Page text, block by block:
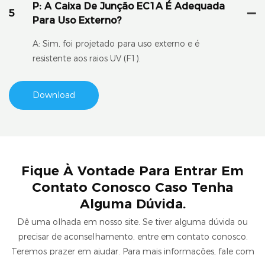
5
P: A Caixa De Junção EC1A É Adequada
Para Uso Externo?
A: Sim, foi projetado para uso externo e é
resistente aos raios UV (F1).
Download
Fique À Vontade Para Entrar Em
Contato Conosco Caso Tenha
Alguma Dúvida.
Dê uma olhada em nosso site. Se tiver alguma dúvida ou
precisar de aconselhamento, entre em contato conosco.
Teremos prazer em ajudar. Para mais informações, fale com